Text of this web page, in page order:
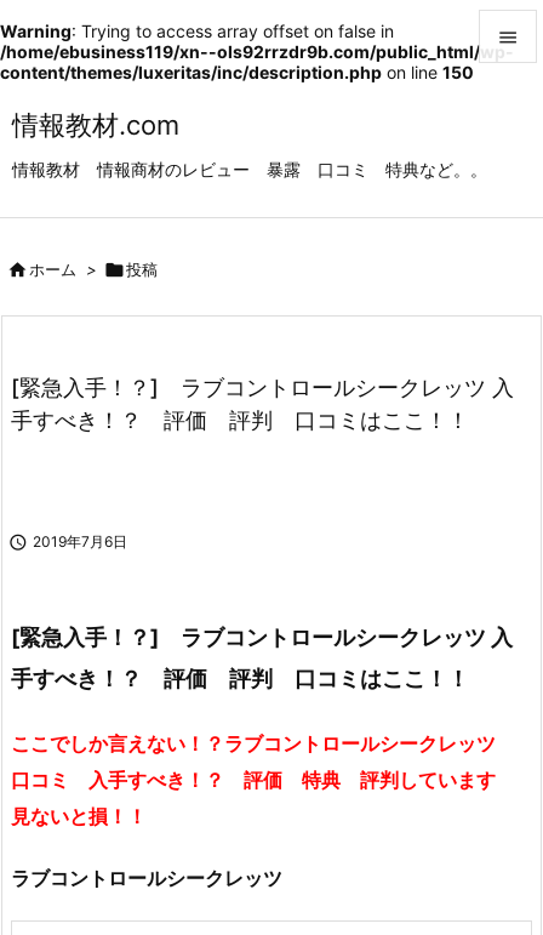
Warning: Trying to access array offset on false in
/home/ebusiness119/xn--ols92rrzdr9b.com/public_html/wp-
content/themes/luxeritas/inc/description.php on line 150
情報教材.com
情報教材 情報商材のレビュー 暴露 口コミ 特典など。。


ホーム > 投稿
[緊急入手！？] ラブコントロールシークレッツ 入
手すべき！？ 評価 評判 口コミはここ！！
 2019年7月6日
[緊急入手！？] ラブコントロールシークレッツ 入
手すべき！？ 評価 評判 口コミはここ！！
ここでしか言えない！？ラブコントロールシークレッツ
口コミ 入手すべき！？ 評価 特典 評判しています
見ないと損！！
ラブコントロールシークレッツ